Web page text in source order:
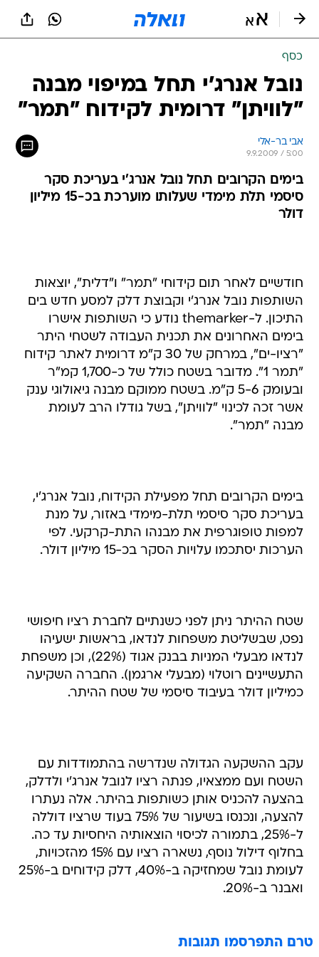
כסף
נובל אנרג'י תחל במיפוי מבנה
"לוויתן" דרומית לקידוח "תמר"
אבי בר-אלי
9.9.2009 / 5:00
בימים הקרובים תחל נובל אנרג'י בעריכת סקר
סיסמי תלת מימדי שעלותו מוערכת בכ-15 מיליון
דולר
חודשיים לאחר תום קידוחי "תמר" ו"דלית", יוצאות
השותפות נובל אנרג'י וקבוצת דלק למסע חדש בים
התיכון. ל-themarker נודע כי השותפות אישרו
בימים האחרונים את תכנית העבודה לשטחי היתר
"רציו-ים", במרחק של 30 ק"מ דרומית לאתר קידוח
"תמר 1". מדובר בשטח כולל של כ-1,700 קמ"ר
ובעומק 5-6 ק"מ. בשטח ממוקם מבנה גיאולוגי ענק
אשר זכה לכינוי "לוויתן", בשל גודלו הרב לעומת
מבנה "תמר".
בימים הקרובים תחל מפעילת הקידוח, נובל אנרג'י,
בעריכת סקר סיסמי תלת-מימדי באזור, על מנת
למפות טופוגרפית את מבנהו התת-קרקעי. לפי
הערכות יסתכמו עלויות הסקר בכ-15 מיליון דולר.
שטח ההיתר ניתן לפני כשנתיים לחברת רציו חיפושי
נפט, שבשליטת משפחות לנדאו, בראשות ישעיהו
לנדאו מבעלי המניות בבנק אגוד (22%), וכן משפחת
התעשיינים רוטלוי (מבעלי ארגמן). החברה השקיעה
כמיליון דולר בעיבוד סיסמי של שטח ההיתר.
עקב ההשקעה הגדולה שנדרשה בהתמודדות עם
השטח ועם ממצאיו, פנתה רציו לנובל אנרג'י ולדלק,
בהצעה להכניס אותן כשותפות בהיתר. אלה נעתרו
להצעה, ונכנסו בשיעור של 75% בעוד שרציו דוללה
ל-25%, בתמורה לכיסוי הוצאותיה היחסיות עד כה.
בחלוף דילול נוסף, נשארה רציו עם 15% מהזכויות,
לעומת נובל שמחזיקה ב-40%, דלק קידוחים ב-25%
ואבנר ב-20%.
טרם התפרסמו תגובות